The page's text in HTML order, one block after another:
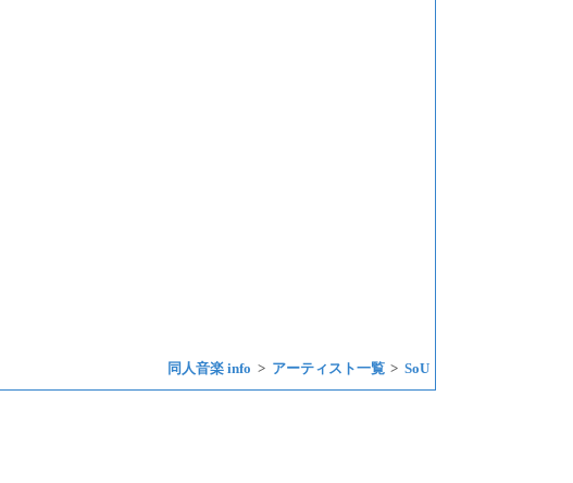
同人音楽 info アーティスト一覧 SoU